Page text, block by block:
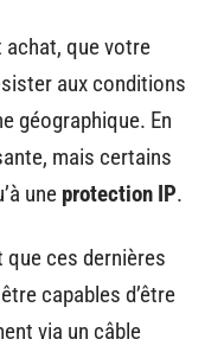
achat, que votre
aux conditions
géographique. En
mais certains
une protection IP.
ces dernières
capables d’être
via un câble